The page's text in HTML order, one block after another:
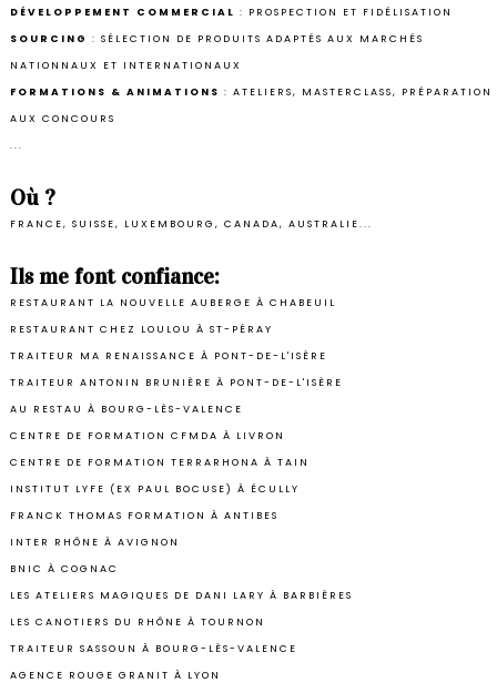
DÉVELOPPEMENT COMMERCIAL : PROSPECTION ET FIDÉLISATION
SOURCING : SÉLECTION DE PRODUITS ADAPTÉS AUX MARCHÉS
NATIONNAUX ET INTERNATIONAUX
FORMATIONS & ANIMATIONS : ATELIERS, MASTERCLASS, PRÉPARATION
AUX CONCOURS
...
Où ?
FRANCE, SUISSE, LUXEMBOURG, CANADA, AUSTRALIE...
Ils me font confiance:
RESTAURANT LA NOUVELLE AUBERGE À CHABEUIL
RESTAURANT CHEZ LOULOU À ST-PÉRAY
TRAITEUR MA RENAISSANCE À PONT-DE-L'ISÈRE
TRAITEUR ANTONIN BRUNIÈRE À PONT-DE-L'ISÈRE
AU RESTAU À BOURG-LÈS-VALENCE
CENTRE DE FORMATION CFMDA À LIVRON
CENTRE DE FORMATION TERRARHONA À TAIN
INSTITUT LYFE (EX PAUL BOCUSE) À ÉCULLY
FRANCK THOMAS FORMATION À ANTIBES
INTER RHÔNE À AVIGNON
BNIC À COGNAC
LES ATELIERS MAGIQUES DE DANI LARY À BARBIÈRES
LES CANOTIERS DU RHÔNE À TOURNON
TRAITEUR SASSOUN À BOURG-LÈS-VALENCE
AGENCE ROUGE GRANIT À LYON